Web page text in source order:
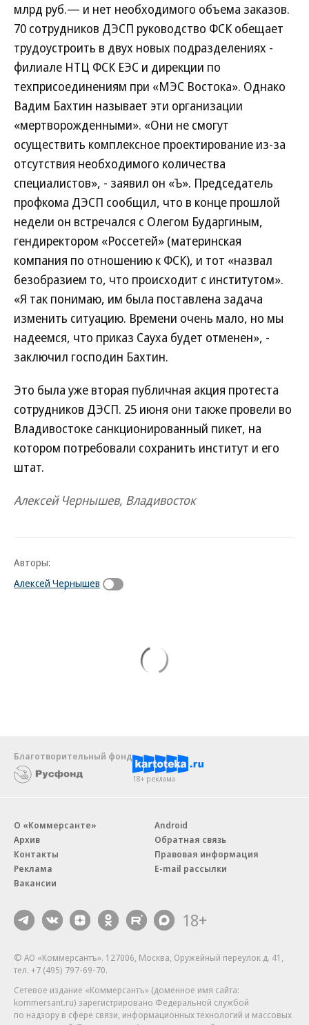
млрд руб.— и нет необходимого объема заказов.
70 сотрудников ДЭСП руководство ФСК обещает
трудоустроить в двух новых подразделениях -
филиале НТЦ ФСК ЕЭС и дирекции по
техприсоединениям при «МЭС Востока». Однако
Вадим Бахтин называет эти организации
«мертворожденными». «Они не смогут
осуществить комплексное проектирование из-за
отсутствия необходимого количества
специалистов», - заявил он «Ъ». Председатель
профкома ДЭСП сообщил, что в конце прошлой
недели он встречался с Олегом Бударгиным,
гендиректором «Россетей» (материнская
компания по отношению к ФСК), и тот «назвал
безобразием то, что происходит с институтом».
«Я так понимаю, им была поставлена задача
изменить ситуацию. Времени очень мало, но мы
надеемся, что приказ Сауха будет отменен», -
заключил господин Бахтин.
Это была уже вторая публичная акция протеста
сотрудников ДЭСП. 25 июня они также провели во
Владивостоке санкционированный пикет, на
котором потребовали сохранить институт и его
штат.
Алексей Чернышев, Владивосток
Авторы:
Алексей Чернышев
Благотворительный фонд
18+ реклама
О «Коммерсанте»
Архив
Контакты
Реклама
Вакансии
Android
Обратная связь
Правовая информация
E-mail рассылки
18+
© АО «Коммерсантъ». 127006, Москва, Оружейный переулок д. 41,
тел. +7 (495) 797-69-70.
Сетевое издание «Коммерсантъ» (доменное имя сайта:
kommersant.ru) зарегистрировано Федеральной службой
по надзору в сфере связи, информационных технологий и массовых